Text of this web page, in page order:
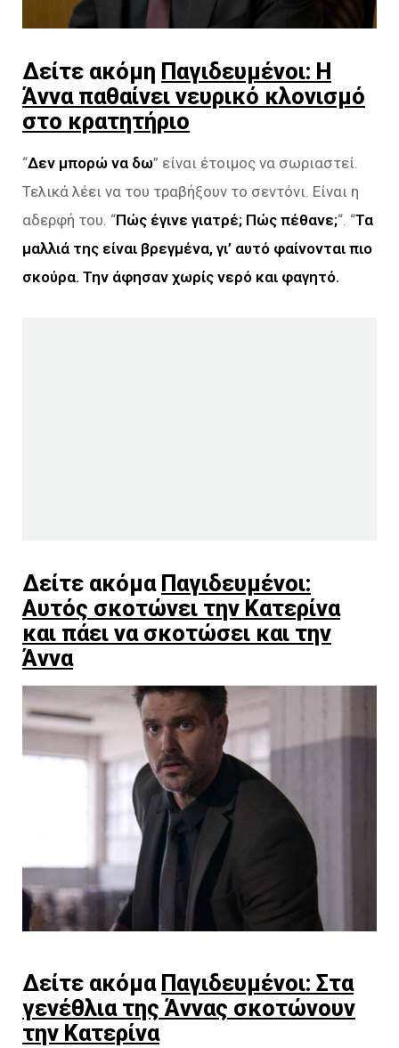
Δείτε ακόμη Παγιδευμένοι: Η
Άννα παθαίνει νευρικό κλονισμό
στο κρατητήριο
“Δεν μπορώ να δω” είναι έτοιμος να σωριαστεί.
Τελικά λέει να του τραβήξουν το σεντόνι. Είναι η
αδερφή του. “Πώς έγινε γιατρέ; Πώς πέθανε;“. “Τα
μαλλιά της είναι βρεγμένα, γι’ αυτό φαίνονται πιο
σκούρα. Την άφησαν χωρίς νερό και φαγητό.
Δείτε ακόμα Παγιδευμένοι:
Αυτός σκοτώνει την Κατερίνα
και πάει να σκοτώσει και την
Άννα
Δείτε ακόμα Παγιδευμένοι: Στα
γενέθλια της Άννας σκοτώνουν
την Κατερίνα